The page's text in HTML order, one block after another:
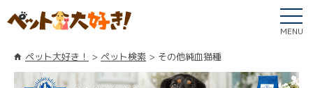
MENU
ペット大好き！ ペット検索 その他純血猫種